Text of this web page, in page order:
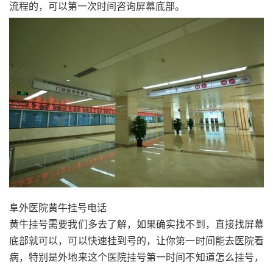
流程的，可以第一次时间咨询屏幕底部。
阜外医院黄牛挂号电话
黄牛挂号需要我们多去了解，如果确实找不到，直接找屏幕
底部就可以，可以快速挂到号的，让你第一时间能去医院看
病，特别是外地来这个医院挂号第一时间不知道怎么挂号，